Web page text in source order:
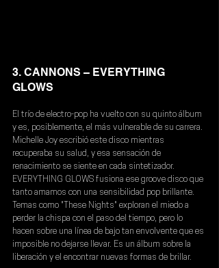
3. CANNONS – EVERYTHING
GLOWS
El trío de electro-pop ha vuelto con su quinto álbum
y es, posiblemente, el más vulnerable de su carrera.
Michelle Joy escribió este disco mientras
recuperaba su salud, y esa sensación de
renacimiento se siente en cada sintetizador.
EVERYTHING GLOWS fusiona ese groove disco que
tanto amamos con una sensibilidad pop brillante.
Temas como "These Nights" exploran el miedo a
perder la chispa con el paso del tiempo, pero lo
hacen sobre una línea de bajo tan envolvente que es
imposible no dejarse llevar. Es un álbum sobre la
liberación y el encontrar nuevas formas de brillar.